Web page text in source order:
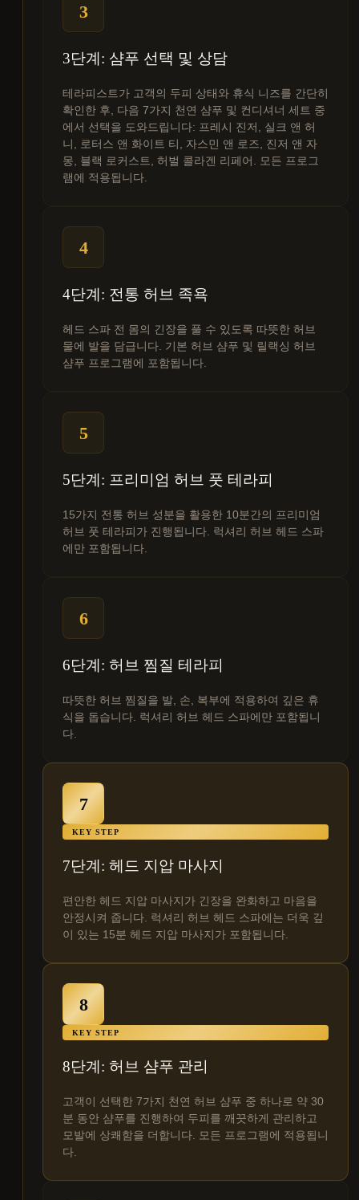
3
3단계: 샴푸 선택 및 상담
테라피스트가 고객의 두피 상태와 휴식 니즈를 간단히
확인한 후, 다음 7가지 천연 샴푸 및 컨디셔너 세트 중
에서 선택을 도와드립니다: 프레시 진저, 실크 앤 허
니, 로터스 앤 화이트 티, 자스민 앤 로즈, 진저 앤 자
몽, 블랙 로커스트, 허벌 콜라겐 리페어. 모든 프로그
램에 적용됩니다.
4
4단계: 전통 허브 족욕
헤드 스파 전 몸의 긴장을 풀 수 있도록 따뜻한 허브
물에 발을 담급니다. 기본 허브 샴푸 및 릴랙싱 허브
샴푸 프로그램에 포함됩니다.
5
5단계: 프리미엄 허브 풋 테라피
15가지 전통 허브 성분을 활용한 10분간의 프리미엄
허브 풋 테라피가 진행됩니다. 럭셔리 허브 헤드 스파
에만 포함됩니다.
6
6단계: 허브 찜질 테라피
따뜻한 허브 찜질을 발, 손, 복부에 적용하여 깊은 휴
식을 돕습니다. 럭셔리 허브 헤드 스파에만 포함됩니
다.
7
KEY STEP
7단계: 헤드 지압 마사지
편안한 헤드 지압 마사지가 긴장을 완화하고 마음을
안정시켜 줍니다. 럭셔리 허브 헤드 스파에는 더욱 깊
이 있는 15분 헤드 지압 마사지가 포함됩니다.
8
KEY STEP
8단계: 허브 샴푸 관리
고객이 선택한 7가지 천연 허브 샴푸 중 하나로 약 30
분 동안 샴푸를 진행하여 두피를 깨끗하게 관리하고
모발에 상쾌함을 더합니다. 모든 프로그램에 적용됩니
다.